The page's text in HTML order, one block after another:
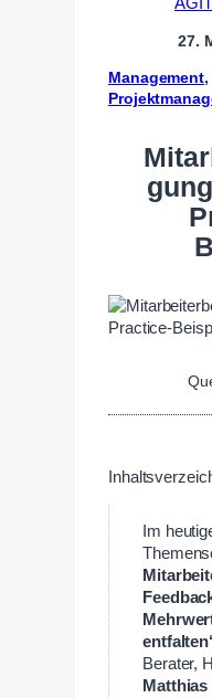
27.
Management,
Im
Berater,
Matthias